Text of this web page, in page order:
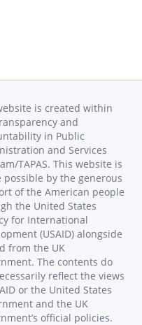
is created within
and
in Public
and Services
TAPAS. This website is
possible by the generous
of the American people
the United States
for International
(USAID) alongside
from the UK
The contents do
reflect the views
or the United States
and the UK
official policies.